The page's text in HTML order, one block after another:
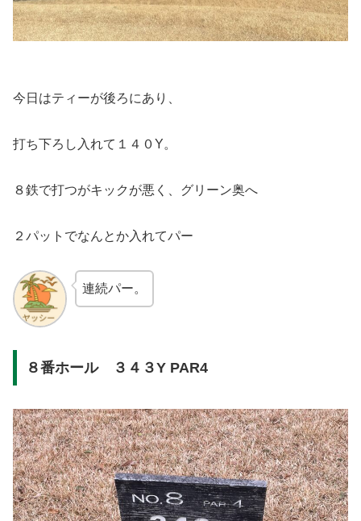
今日はティーが後ろにあり、
打ち下ろし入れて１４０Y。
８鉄で打つがキックが悪く、グリーン奥へ
２パットでなんとか入れてパー
連続パー。
８番ホール ３４３Y PAR4